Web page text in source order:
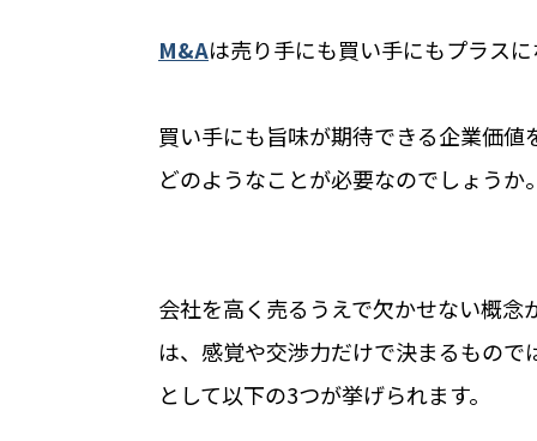
M&Aは売り手にも買い手にもプラス
買い手にも旨味が期待できる企業価
どのようなことが必要なのでしょうか
会社を高く売るうえで欠かせない概
は、感覚や交渉力だけで決まるもの
として以下の3つが挙げられます。